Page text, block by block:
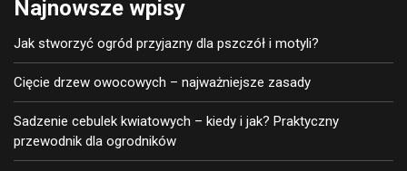
Najnowsze wpisy
Jak stworzyć ogród przyjazny dla pszczół i motyli?
Cięcie drzew owocowych – najważniejsze zasady
Sadzenie cebulek kwiatowych – kiedy i jak? Praktyczny
przewodnik dla ogrodników